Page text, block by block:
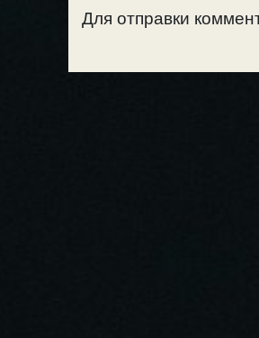
Для отправки